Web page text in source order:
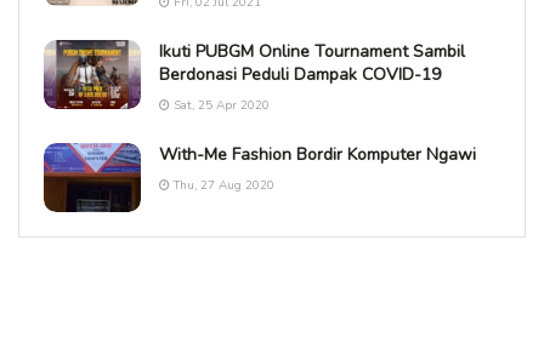
Ikuti PUBGM Online Tournament Sambil
Berdonasi Peduli Dampak COVID-19
Sat, 25 Apr 2020
With-Me Fashion Bordir Komputer Ngawi
Thu, 27 Aug 2020